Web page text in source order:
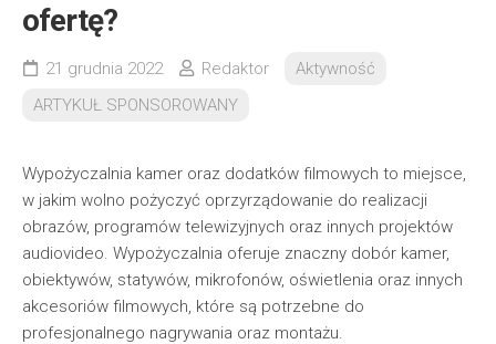
ofertę?
21 grudnia 2022 Redaktor
Aktywność
ARTYKUŁ SPONSOROWANY
Wypożyczalnia kamer oraz dodatków filmowych to miejsce,
w jakim wolno pożyczyć oprzyrządowanie do realizacji
obrazów, programów telewizyjnych oraz innych projektów
audiovideo. Wypożyczalnia oferuje znaczny dobór kamer,
obiektywów, statywów, mikrofonów, oświetlenia oraz innych
akcesoriów filmowych, które są potrzebne do
profesjonalnego nagrywania oraz montażu.